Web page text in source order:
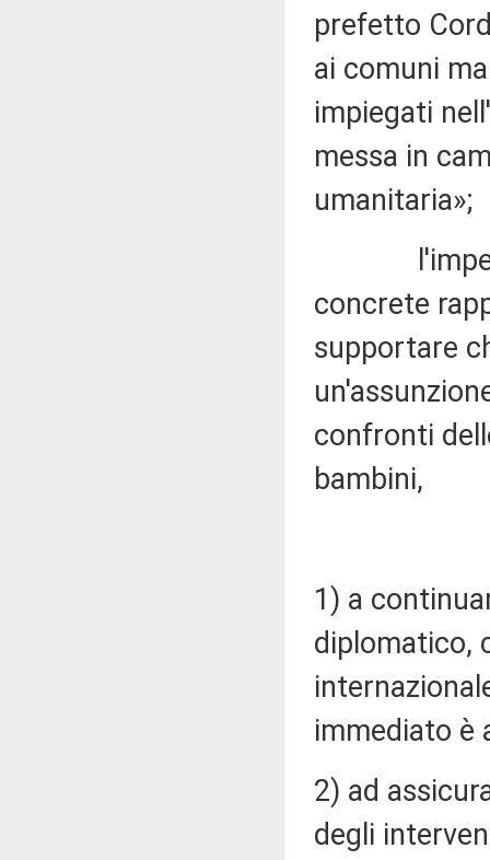
prefetto
ai comuni
impiegati
messa in
umanitaria»;
l'impegno
concrete
supportare
confronti
bambini,
1) a
diplomatico,
immediato è
2) ad
degli